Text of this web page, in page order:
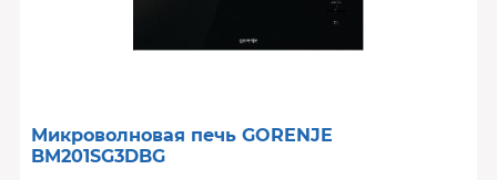
Микроволновая печь GORENJE
BM201SG3DBG